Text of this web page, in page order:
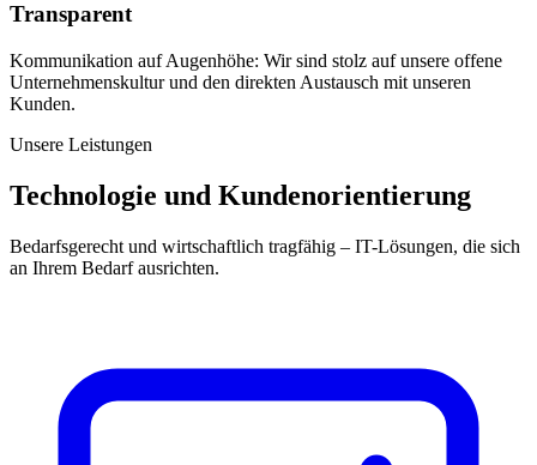
Transparent
Kommunikation auf Augenhöhe: Wir sind stolz auf unsere offene
Unternehmenskultur und den direkten Austausch mit unseren
Kunden.
Unsere Leistungen
Technologie und Kundenorientierung
Bedarfsgerecht und wirtschaftlich tragfähig – IT-Lösungen, die sich
an Ihrem Bedarf ausrichten.